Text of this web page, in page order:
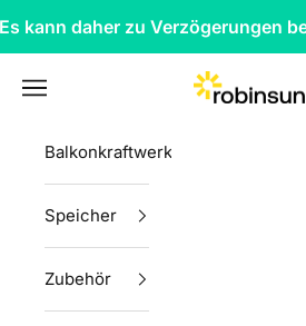
kann daher zu
Robinsun
Menü
Balkonkraftwerke
Speicher
Zubehör